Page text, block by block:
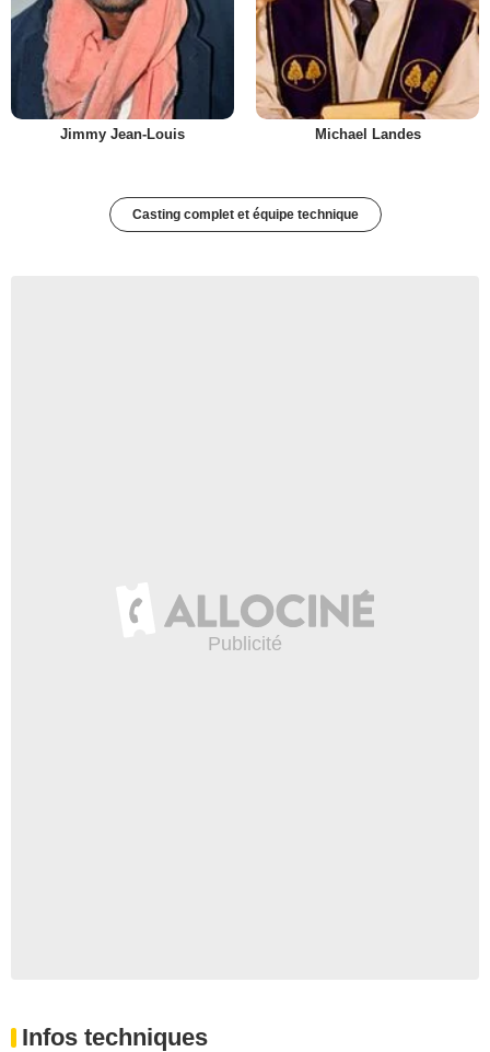
Jimmy Jean-Louis Michael Landes
Casting complet et équipe technique
Infos techniques